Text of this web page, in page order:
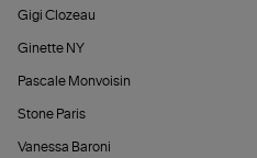
Gigi Clozeau
Ginette NY
Pascale Monvoisin
Stone Paris
Vanessa Baroni